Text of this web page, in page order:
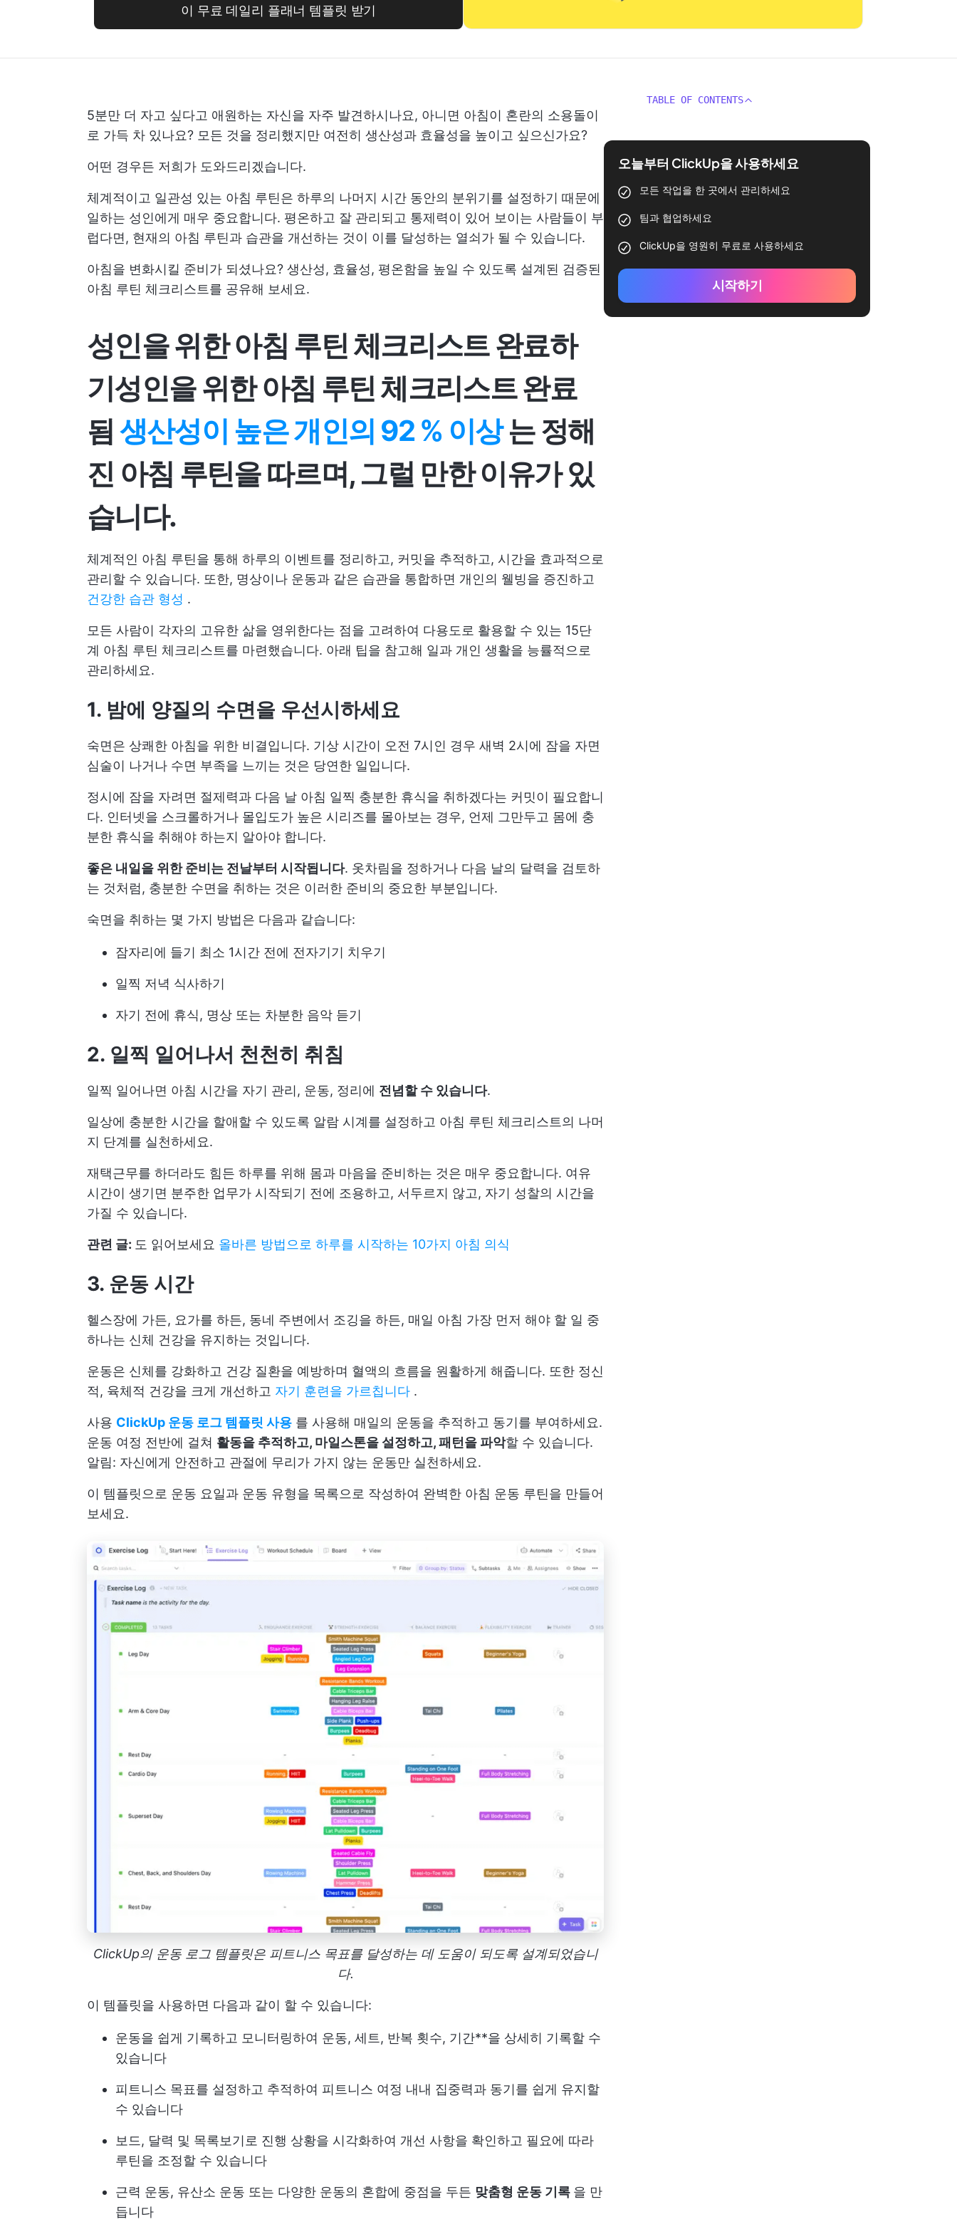
이 무료 데일리 플래너 템플릿 받기
5분만 더 자고 싶다고 애원하는 자신을 자주 발견하시나요, 아니면 아침이 혼란의 소용돌이
로 가득 차 있나요? 모든 것을 정리했지만 여전히 생산성과 효율성을 높이고 싶으신가요?
어떤 경우든 저희가 도와드리겠습니다.
체계적이고 일관성 있는 아침 루틴은 하루의 나머지 시간 동안의 분위기를 설정하기 때문에
일하는 성인에게 매우 중요합니다. 평온하고 잘 관리되고 통제력이 있어 보이는 사람들이 부
럽다면, 현재의 아침 루틴과 습관을 개선하는 것이 이를 달성하는 열쇠가 될 수 있습니다.
아침을 변화시킬 준비가 되셨나요? 생산성, 효율성, 평온함을 높일 수 있도록 설계된 검증된
아침 루틴 체크리스트를 공유해 보세요.
성인을 위한 아침 루틴 체크리스트 완료하
기성인을 위한 아침 루틴 체크리스트 완료
됨 생산성이 높은 개인의 92 % 이상는 정해
진 아침 루틴을 따르며, 그럴 만한 이유가 있
습니다.
체계적인 아침 루틴을 통해 하루의 이벤트를 정리하고, 커밋을 추적하고, 시간을 효과적으로
관리할 수 있습니다. 또한, 명상이나 운동과 같은 습관을 통합하면 개인의 웰빙을 증진하고
건강한 습관 형성 .
모든 사람이 각자의 고유한 삶을 영위한다는 점을 고려하여 다용도로 활용할 수 있는 15단
계 아침 루틴 체크리스트를 마련했습니다. 아래 팁을 참고해 일과 개인 생활을 능률적으로
관리하세요.
1. 밤에 양질의 수면을 우선시하세요
숙면은 상쾌한 아침을 위한 비결입니다. 기상 시간이 오전 7시인 경우 새벽 2시에 잠을 자면
심술이 나거나 수면 부족을 느끼는 것은 당연한 일입니다.
정시에 잠을 자려면 절제력과 다음 날 아침 일찍 충분한 휴식을 취하겠다는 커밋이 필요합니
다. 인터넷을 스크롤하거나 몰입도가 높은 시리즈를 몰아보는 경우, 언제 그만두고 몸에 충
분한 휴식을 취해야 하는지 알아야 합니다.
좋은 내일을 위한 준비는 전날부터 시작됩니다. 옷차림을 정하거나 다음 날의 달력을 검토하
는 것처럼, 충분한 수면을 취하는 것은 이러한 준비의 중요한 부분입니다.
숙면을 취하는 몇 가지 방법은 다음과 같습니다:
잠자리에 들기 최소 1시간 전에 전자기기 치우기
일찍 저녁 식사하기
자기 전에 휴식, 명상 또는 차분한 음악 듣기
2. 일찍 일어나서 천천히 취침
일찍 일어나면 아침 시간을 자기 관리, 운동, 정리에 전념할 수 있습니다.
일상에 충분한 시간을 할애할 수 있도록 알람 시계를 설정하고 아침 루틴 체크리스트의 나머
지 단계를 실천하세요.
재택근무를 하더라도 힘든 하루를 위해 몸과 마음을 준비하는 것은 매우 중요합니다. 여유
시간이 생기면 분주한 업무가 시작되기 전에 조용하고, 서두르지 않고, 자기 성찰의 시간을
가질 수 있습니다.
관련 글: 도 읽어보세요 올바른 방법으로 하루를 시작하는 10가지 아침 의식
3. 운동 시간
헬스장에 가든, 요가를 하든, 동네 주변에서 조깅을 하든, 매일 아침 가장 먼저 해야 할 일 중
하나는 신체 건강을 유지하는 것입니다.
운동은 신체를 강화하고 건강 질환을 예방하며 혈액의 흐름을 원활하게 해줍니다. 또한 정신
적, 육체적 건강을 크게 개선하고 자기 훈련을 가르칩니다 .
사용 ClickUp 운동 로그 템플릿 사용 를 사용해 매일의 운동을 추적하고 동기를 부여하세요.
운동 여정 전반에 걸쳐 활동을 추적하고, 마일스톤을 설정하고, 패턴을 파악할 수 있습니다.
알림: 자신에게 안전하고 관절에 무리가 가지 않는 운동만 실천하세요.
이 템플릿으로 운동 요일과 운동 유형을 목록으로 작성하여 완벽한 아침 운동 루틴을 만들어
보세요.
ClickUp의 운동 로그 템플릿은 피트니스 목표를 달성하는 데 도움이 되도록 설계되었습니
다.
이 템플릿을 사용하면 다음과 같이 할 수 있습니다:
운동을 쉽게 기록하고 모니터링하여 운동, 세트, 반복 횟수, 기간**을 상세히 기록할 수
있습니다
피트니스 목표를 설정하고 추적하여 피트니스 여정 내내 집중력과 동기를 쉽게 유지할
수 있습니다
보드, 달력 및 목록보기로 진행 상황을 시각화하여 개선 사항을 확인하고 필요에 따라
루틴을 조정할 수 있습니다
근력 운동, 유산소 운동 또는 다양한 운동의 혼합에 중점을 두든 맞춤형 운동 기록 을 만
듭니다
TABLE OF CONTENTS
오늘부터 ClickUp을 사용하세요
모든 작업을 한 곳에서 관리하세요
팀과 협업하세요
ClickUp을 영원히 무료로 사용하세요
시작하기